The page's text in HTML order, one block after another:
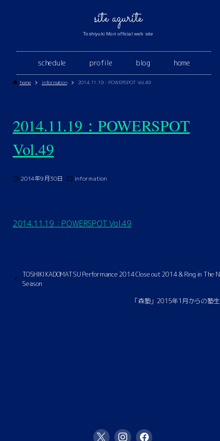
site azurite
Toshiyuki Mori official web site
schedule profile blog home
home information 2014.11.19：POWERSPOT Vol.49
2014.11.19：POWERSPOT
Vol.49
2014年9月30日 information
2014.11.19：POWERSPOT Vol.49
TOSHIKI KADOMATSU Performance 2014 Close out 2014 & Ring in The
Season
「森塾」2015年1月からの塾